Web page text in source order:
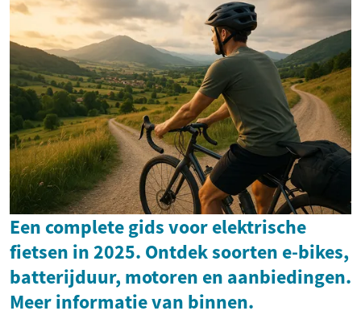
Een complete gids voor elektrische
fietsen in 2025. Ontdek soorten e-bikes,
batterijduur, motoren en aanbiedingen.
Meer informatie van binnen.